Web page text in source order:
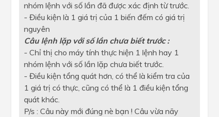
nhóm lệnh với số lần đã được xác định từ trước.
- Điều kiện là 1 giá trị của 1 biến đếm có giá trị
nguyên
Câu lệnh lặp với số lần chưa biết trước :
- Chỉ thị cho máy tính thực hiện 1 lệnh hay 1
nhóm lệnh với số lần lặp chưa biết trước.
- Điều kiện tổng quát hơn, có thể là kiểm tra của
1 giá trị có thực, cũng có thể là 1 điều kiện tổng
quát khác.
P/s : Câu này mới đúng nè bạn ! Câu vừa nãy